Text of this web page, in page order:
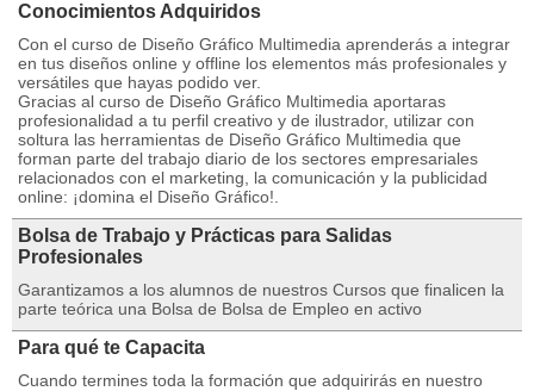
Conocimientos Adquiridos
Con el curso de Diseño Gráfico Multimedia aprenderás a integrar
en tus diseños online y offline los elementos más profesionales y
versátiles que hayas podido ver.
Gracias al curso de Diseño Gráfico Multimedia aportaras
profesionalidad a tu perfil creativo y de ilustrador, utilizar con
soltura las herramientas de Diseño Gráfico Multimedia que
forman parte del trabajo diario de los sectores empresariales
relacionados con el marketing, la comunicación y la publicidad
online: ¡domina el Diseño Gráfico!.
Bolsa de Trabajo y Prácticas para Salidas
Profesionales
Garantizamos a los alumnos de nuestros Cursos que finalicen la
parte teórica una Bolsa de Bolsa de Empleo en activo
Para qué te Capacita
Cuando termines toda la formación que adquirirás en nuestro